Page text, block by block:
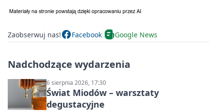
Zaobserwuj nas! Facebook Google News
Nadchodzące wydarzenia
6 sierpnia 2026, 17:30
Świat Miodów – warsztaty
degustacyjne